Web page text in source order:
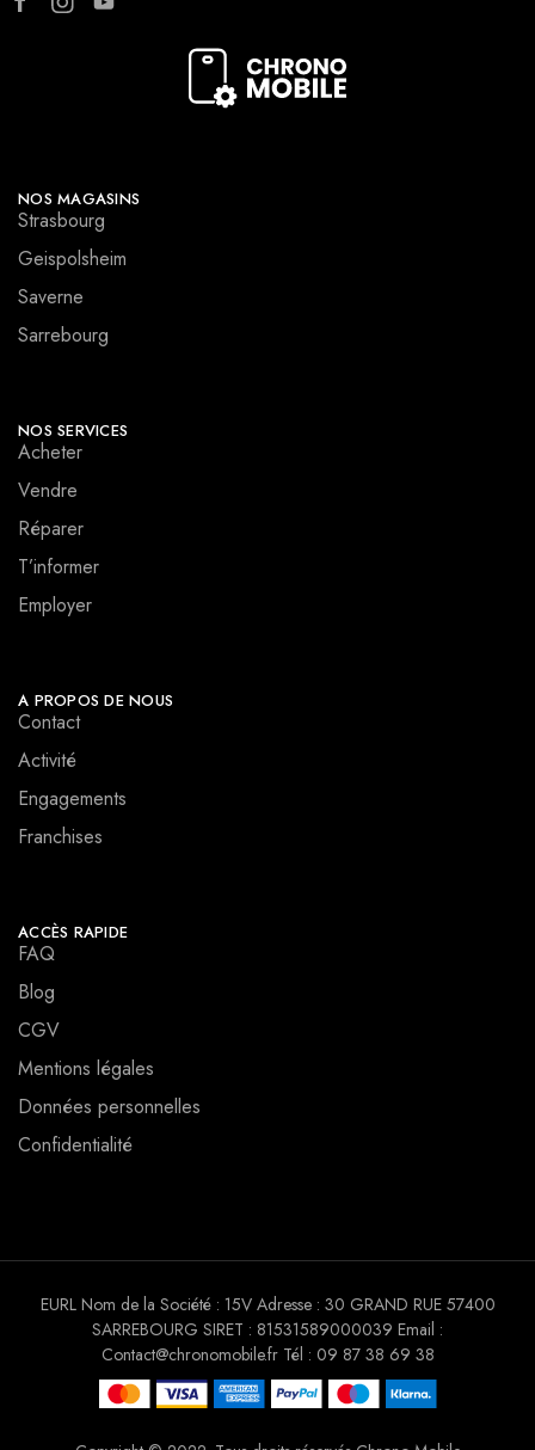
NOS MAGASINS
Strasbourg
Geispolsheim
Saverne
Sarrebourg
NOS SERVICES
Acheter
Vendre
Réparer
T’informer
Employer
A PROPOS DE NOUS
Contact
Activité
Engagements
Franchises
ACCÈS RAPIDE
FAQ
Blog
CGV
Mentions légales
Données personnelles
Confidentialité
EURL Nom de la Société : 15V Adresse : 30 GRAND RUE 57400
SARREBOURG SIRET : 81531589000039 Email :
Contact@chronomobile.fr Tél : 09 87 38 69 38